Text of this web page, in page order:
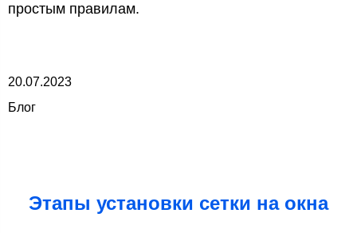
простым правилам.
20.07.2023
Блог
Этапы установки сетки на окна